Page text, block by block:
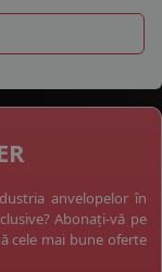
anvelopelor în
Abonați-vă pe
cele mai bune oferte